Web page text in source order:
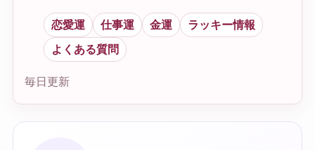
恋愛運 仕事運 金運 ラッキー情報
よくある質問
毎日更新